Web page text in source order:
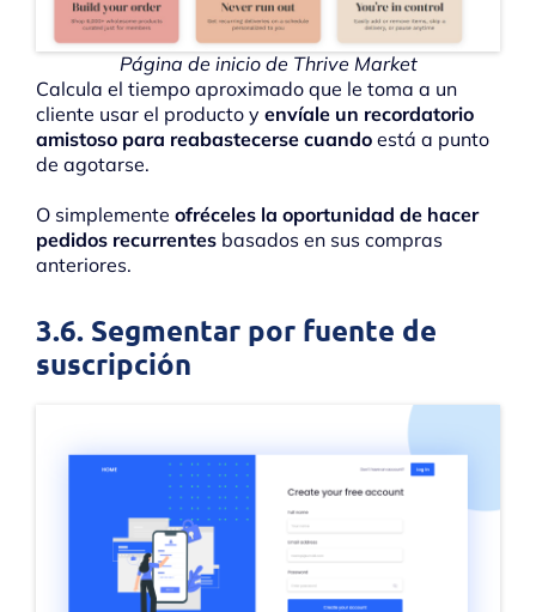
Página de inicio de Thrive Market
Calcula el tiempo aproximado que le toma a un
cliente usar el producto y envíale un recordatorio
amistoso para reabastecerse cuando está a punto
de agotarse.
O simplemente ofréceles la oportunidad de hacer
pedidos recurrentes basados ​​en sus compras
anteriores.
3.6. Segmentar por fuente de
suscripción